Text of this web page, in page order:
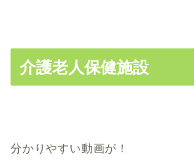
介護老人保健施設
分かりやすい動画が！